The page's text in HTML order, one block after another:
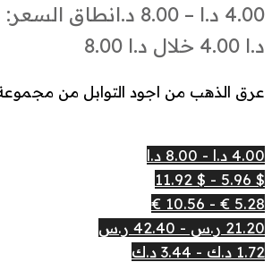
4.00 د.ا –
8.00 د.انطاق
عرق الذهب من اجود التوابل من مجموعة
4.00 د.ا - 8.00 د.ا
$ 5.96 - $ 11.92
5.28 € - 10.56 €
21.20 ر.س - 42.40 ر.س
1.72 د.ك - 3.44 د.ك